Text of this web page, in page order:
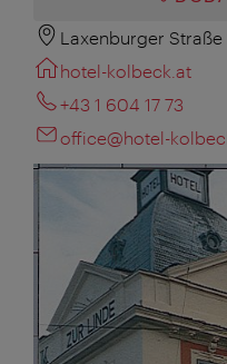
Laxenburger Straße
hotel-kolbeck.at
+43 1 604 17 73
office@hotel-